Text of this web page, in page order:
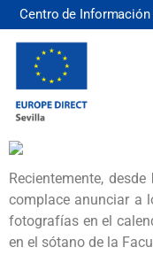
Centro de
Recientemente, desde
complace anunciar a
fotografías en el
en el sótano de la